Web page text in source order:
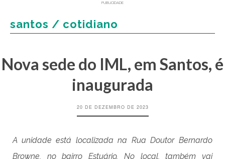
PUBLICIDADE
santos / cotidiano
Nova sede do IML, em Santos, é
inaugurada
20 DE DEZEMBRO DE 2023
A unidade está localizada na Rua Doutor Bernardo
Browne, no bairro Estuário. No local, também vai